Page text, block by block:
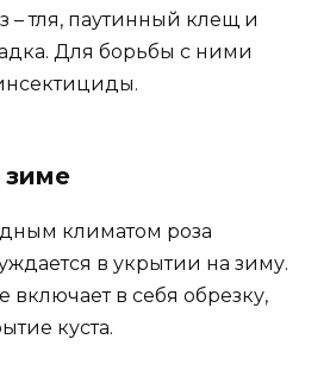
– тля, паутинный клещ и
Для борьбы с ними
зиме
климатом роза
в укрытии на зиму.
включает в себя обрезку,
куста.